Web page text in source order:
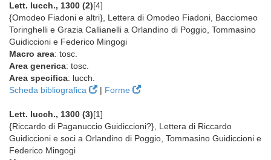
Lett. lucch., 1300 (2)[4]
{Omodeo Fiadoni e altri}, Lettera di Omodeo Fiadoni, Bacciomeo
Toringhelli e Grazia Callianelli a Orlandino di Poggio, Tommasino
Guidiccioni e Federico Mingogi
Macro area: tosc.
Area generica: tosc.
Area specifica: lucch.
Scheda bibliografica
| Forme
Lett. lucch., 1300 (3)[1]
{Riccardo di Paganuccio Guidiccioni?}, Lettera di Riccardo
Guidiccioni e soci a Orlandino di Poggio, Tommasino Guidiccioni e
Federico Mingogi